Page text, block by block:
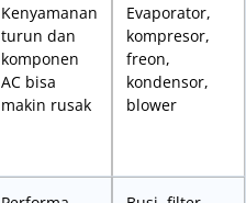
Kenyamanan
turun dan
komponen
AC bisa
makin rusak
Evaporator,
kompresor,
freon,
kondensor,
blower